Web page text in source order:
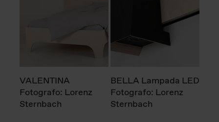
VALENTINA
Fotografo: Lorenz
Sternbach
BELLA Lampada LED
Fotografo: Lorenz
Sternbach